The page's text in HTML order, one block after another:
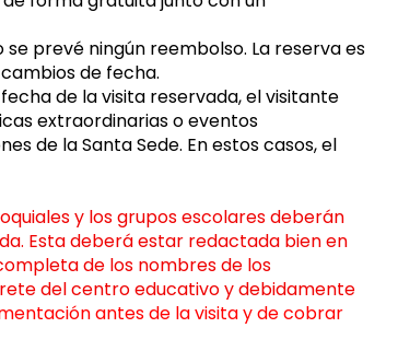
prevé ningún reembolso. La reserva es
de fecha.
de la visita reservada, el visitante
extraordinarias o eventos
de la Santa Sede. En estos casos, el
y los grupos escolares deberán
Esta deberá estar redactada bien en
de los nombres de los
del centro educativo y debidamente
antes de la visita y de cobrar